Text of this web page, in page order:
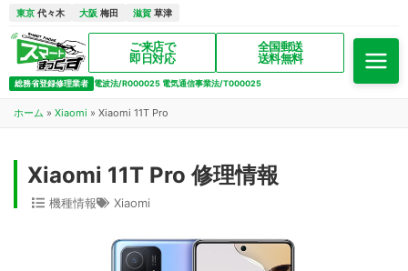
東京 代々木 大阪 梅田 滋賀 草津
ご来店で
即日対応
全国郵送
送料無料
総務省登録修理業者 電波法/R000025 電気通信事業法/T000025
ホーム » Xiaomi » Xiaomi 11T Pro
Xiaomi 11T Pro 修理情報
機種情報 Xiaomi